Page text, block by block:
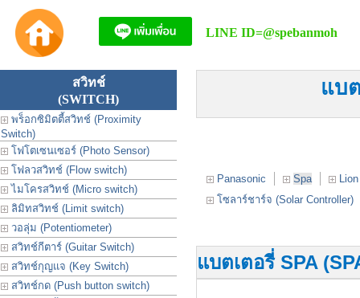
LINE ID=@spebanmoh
สวิทช์
(SWITCH)
พร็อกซิมิตตี้สวิทช์ (Proximity
Switch)
โฟโตเซนเซอร์ (Photo Sensor)
โฟลวสวิทช์ (Flow switch)
ไมโครสวิทช์ (Micro switch)
ลิมิทสวิทช์ (Limit switch)
วอลุ่ม (Potentiometer)
สวิทช์กีตาร์ (Guitar Switch)
สวิทช์กุญแจ (Key Switch)
สวิทช์กด (Push button switch)
แบ
Panasonic Spa
Lion
โซลาร์ชาร์จ (Solar Controller)
แบตเตอรี่ SPA